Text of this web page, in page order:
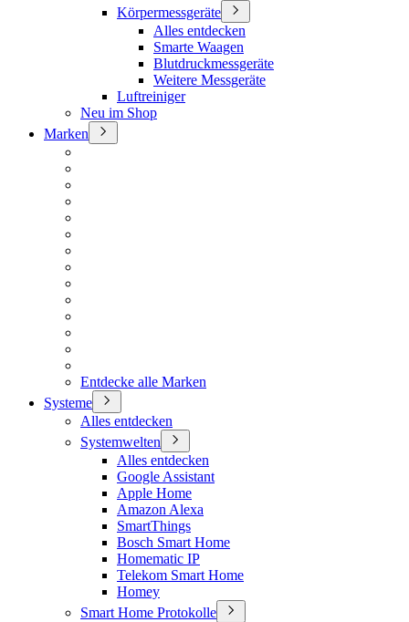
Körpermessgeräte
Alles entdecken
Smarte Waagen
Blutdruckmessgeräte
Weitere Messgeräte
Luftreiniger
Neu im Shop
Marken
Entdecke alle Marken
Systeme
Alles entdecken
Systemwelten
Alles entdecken
Google Assistant
Apple Home
Amazon Alexa
SmartThings
Bosch Smart Home
Homematic IP
Telekom Smart Home
Homey
Smart Home Protokolle